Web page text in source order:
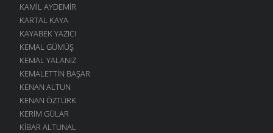
KAMIL AYDEMIR
KARTAL KAYA
KAYABEK YAZICI
KEMAL GÜMÜŞ
KEMAL YALANIZ
KEMALETTIN BAŞAR
KENAN ALTUN
KENAN ÖZTÜRK
KERIM GÜLAR
KIBAR ALTUNAL